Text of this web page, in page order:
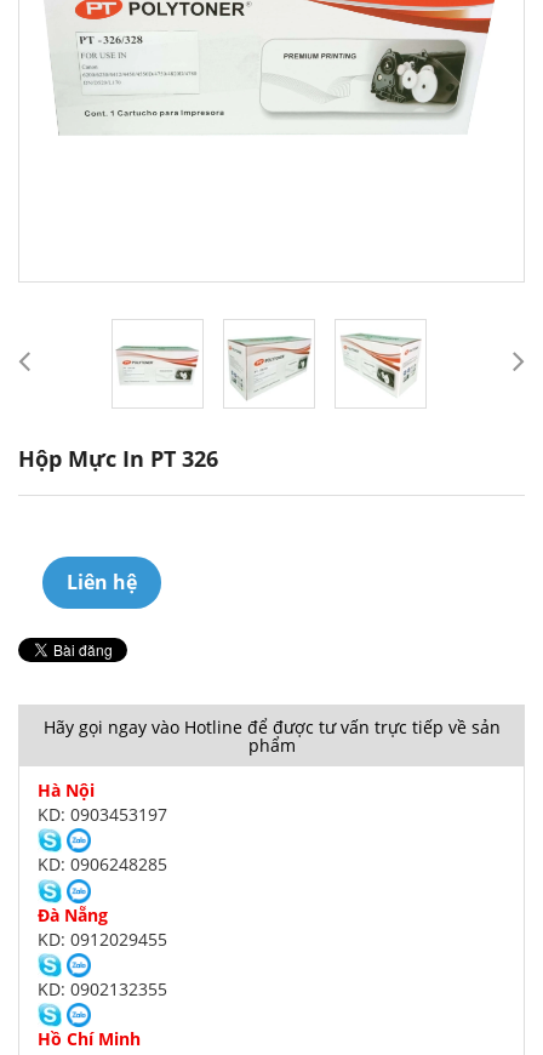
Hộp Mực In PT 326
Liên hệ
Hãy gọi ngay vào Hotline để được tư vấn trực tiếp về sản
phẩm
Hà Nội
KD: 0903453197
KD: 0906248285
Đà Nẵng
KD: 0912029455
KD: 0902132355
Hồ Chí Minh